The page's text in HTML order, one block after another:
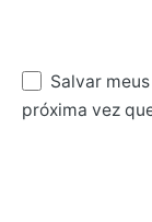
Salvar
próxima vez